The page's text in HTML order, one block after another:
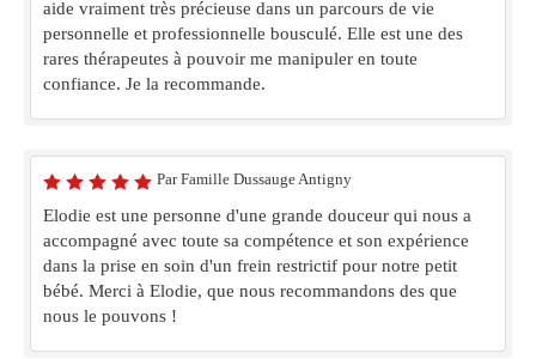
aide vraiment très précieuse dans un parcours de vie
personnelle et professionnelle bousculé. Elle est une des
rares thérapeutes à pouvoir me manipuler en toute
confiance. Je la recommande.
Par Famille Dussauge Antigny
Elodie est une personne d'une grande douceur qui nous a
accompagné avec toute sa compétence et son expérience
dans la prise en soin d'un frein restrictif pour notre petit
bébé. Merci à Elodie, que nous recommandons des que
nous le pouvons !